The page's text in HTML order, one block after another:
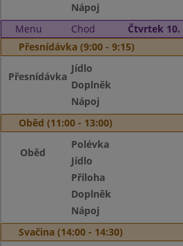
Nápoj
Menu
Chod
Čtvrtek 10.
Přesnídávka (9:00 - 9:15)
Přesnídávka
Jídlo
Doplněk
Nápoj
Oběd (11:00 - 13:00)
Oběd
Polévka
Jídlo
Příloha
Doplněk
Nápoj
Svačina (14:00 - 14:30)